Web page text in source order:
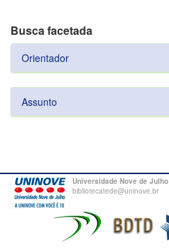
Busca facetada
Orientador
Assunto
Universidade Nove de Julho
bibliotecatede@uninove.br